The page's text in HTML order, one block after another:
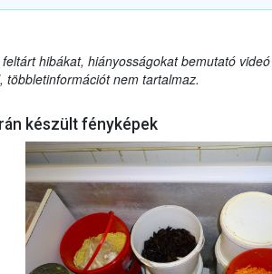
hibákat, hiányosságokat bemutató
többletinformációt nem tartalmaz.
készült fényképek